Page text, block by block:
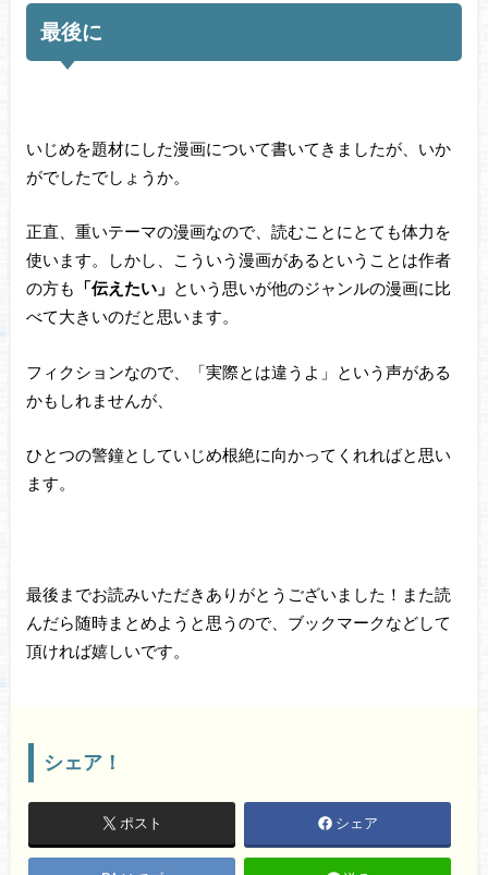
最後に
いじめを題材にした漫画について書いてきましたが、いか
がでしたでしょうか。
正直、重いテーマの漫画なので、読むことにとても体力を
使います。しかし、こういう漫画があるということは作者
の方も 「伝えたい」 という思いが他のジャンルの漫画に比
べて大きいのだと思います。
フィクションなので、「実際とは違うよ」という声がある
かもしれませんが、
ひとつの警鐘としていじめ根絶に向かってくれればと思い
ます。
最後までお読みいただきありがとうございました！また読
んだら随時まとめようと思うので、ブックマークなどして
頂ければ嬉しいです。
シェア！
ポスト シェア